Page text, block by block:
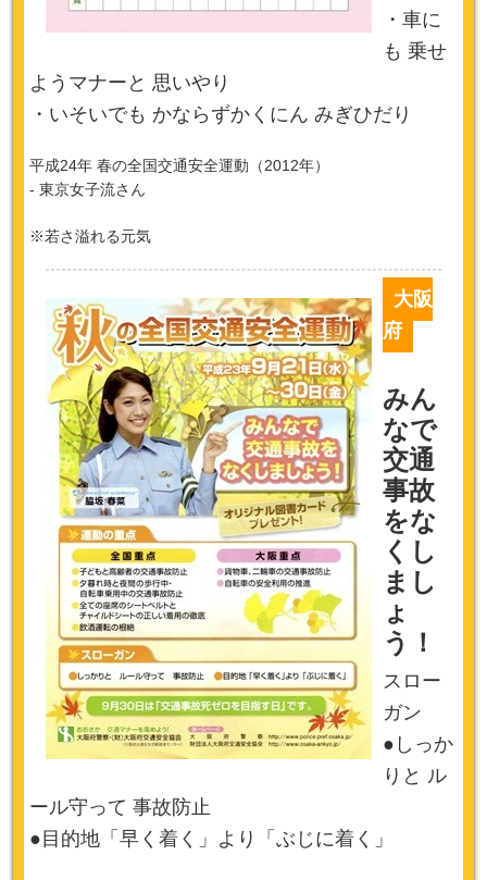
・車に
も 乗せ
ようマナーと 思いやり
・いそいでも かならずかくにん みぎひだり
平成24年 春の全国交通安全運動（2012年）
- 東京女子流さん
※若さ溢れる元気
大阪
府
みん
なで
交通
事故
をな
くし
まし
ょ
う！
スロー
ガン
●しっか
りと ル
ール守って 事故防止
●目的地「早く着く」より「ぶじに着く」